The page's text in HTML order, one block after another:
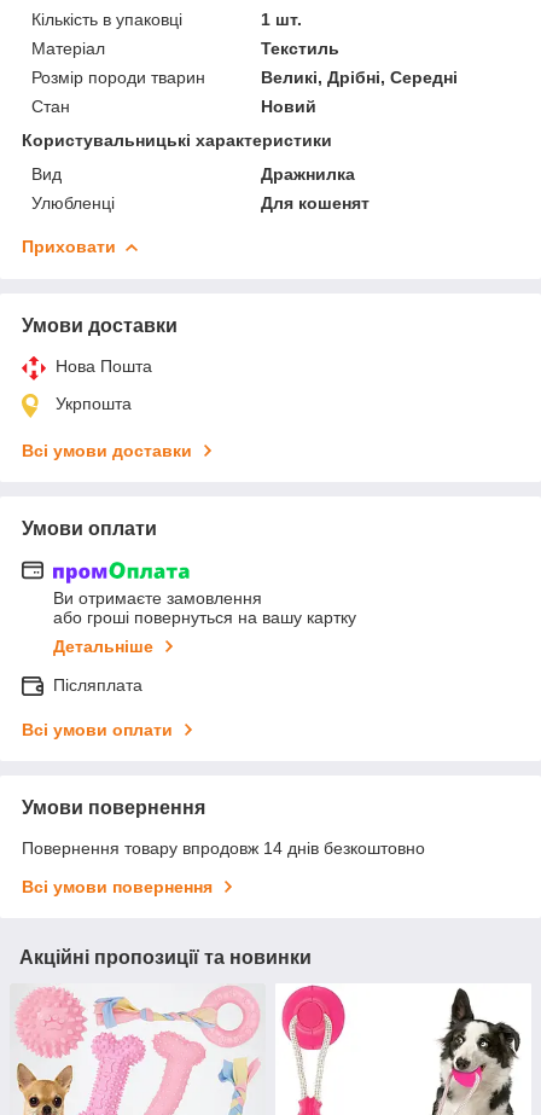
Кількість в упаковці
1 шт.
Матеріал
Текстиль
Розмір породи тварин
Великі, Дрібні, Середні
Стан
Новий
Користувальницькі характеристики
Вид
Дражнилка
Улюбленці
Для кошенят
Приховати
Умови доставки
Нова Пошта
Укрпошта
Всі умови доставки
Умови оплати
Ви отримаєте замовлення
або гроші повернуться на вашу картку
Детальніше
Післяплата
Всі умови оплати
Умови повернення
Повернення товару впродовж 14 днів безкоштовно
Всі умови повернення
Акційні пропозиції та новинки